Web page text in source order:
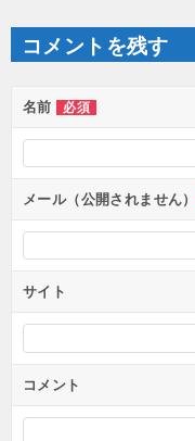
ゲ
ー
シ
ン
コメントを残す
名前 必須
メール（公開されません）
サイト
コメント